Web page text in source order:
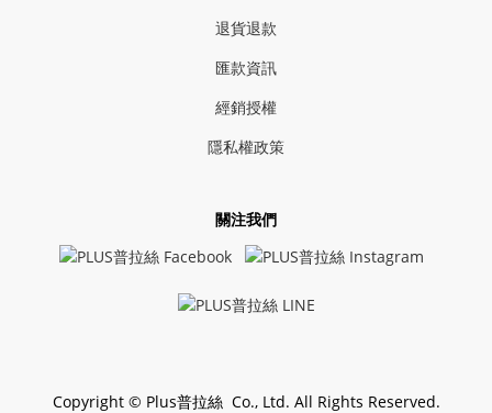
退貨退款
匯款資訊
經銷授權
隱私權政策
關注我們
Copyright © Plus普拉絲 Co., Ltd. All Rights Reserved.